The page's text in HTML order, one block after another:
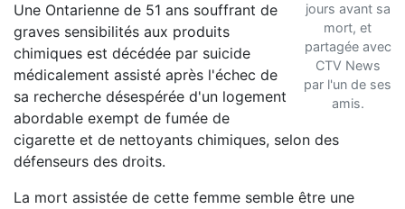
jours avant sa
mort, et
partagée avec
CTV News
par l'un de ses
amis.
Une Ontarienne de 51 ans souffrant de
graves sensibilités aux produits
chimiques est décédée par suicide
médicalement assisté après l'échec de
sa recherche désespérée d'un logement
abordable exempt de fumée de
cigarette et de nettoyants chimiques, selon des
défenseurs des droits.
La mort assistée de cette femme semble être une